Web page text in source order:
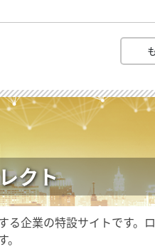
クト
る企業の特設サイトです